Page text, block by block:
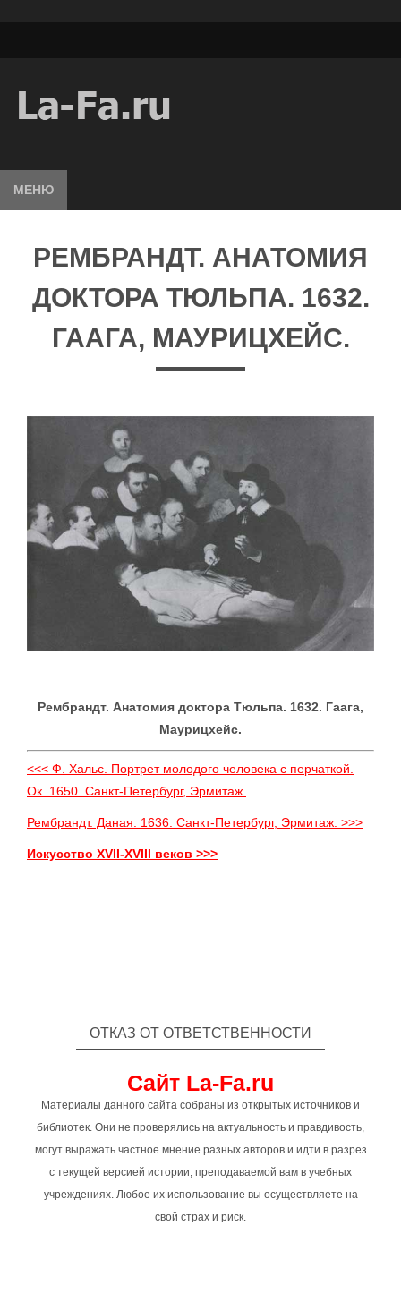
МЕНЮ
РЕМБРАНДТ. АНАТОМИЯ
ДОКТОРА ТЮЛЬПА. 1632.
ГААГА, МАУРИЦХЕЙС.
Рембрандт. Анатомия доктора Тюльпа. 1632. Гаага,
Маурицхейс.
<<< Ф. Xальс. Портрет молодого человека с перчаткой.
Ок. 1650. Санкт-Петербург, Эрмитаж.
Рембрандт. Даная. 1636. Санкт-Петербург, Эрмитаж. >>>
Искусство XVII-XVIII веков >>>
ОТКАЗ ОТ ОТВЕТСТВЕННОСТИ
Сайт La-Fa.ru
Материалы данного сайта собраны из открытых источников и
библиотек. Они не проверялись на актуальность и правдивость,
могут выражать частное мнение разных авторов и идти в разрез
с текущей версией истории, преподаваемой вам в учебных
учреждениях. Любое их использование вы осуществляете на
свой страх и риск.